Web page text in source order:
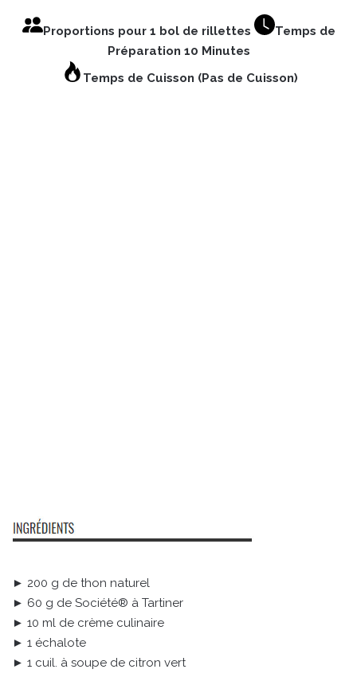
Proportions pour 1 bol de rillettes
Temps de
Préparation 10 Minutes
Temps de Cuisson (Pas de Cuisson)
► 200 g de thon naturel
► 60 g de Société® à Tartiner
► 10 ml de crème culinaire
► 1 échalote
► 1 cuil. à soupe de citron vert